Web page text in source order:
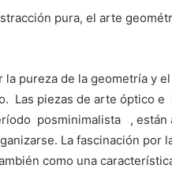
pura, el arte
la pureza de la geometría y
Las piezas de arte óptico e
posminimalista
, están
La fascinación por
como una